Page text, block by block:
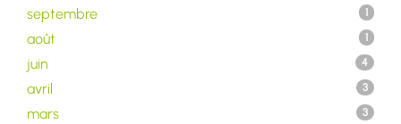
septembre 1
août 1
juin 4
avril 3
mars 3